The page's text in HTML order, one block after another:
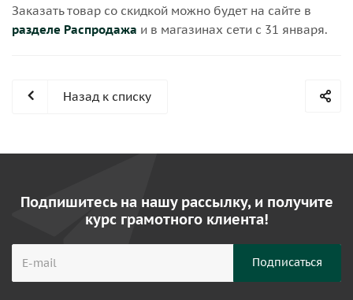
Заказать товар со скидкой можно будет на сайте в
разделе Распродажа и в магазинах сети с 31 января.
Назад к списку
Подпишитесь на нашу рассылку, и получите
курс грамотного клиента!